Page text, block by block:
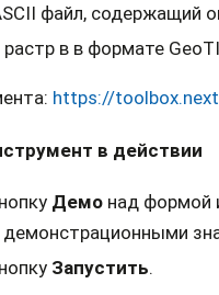
файл, содержащий
в в формате
https://
в действии
Демо над формой
Запустить.